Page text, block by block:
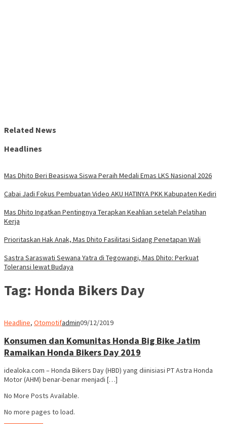
Related News
Headlines
Mas Dhito Beri Beasiswa Siswa Peraih Medali Emas LKS Nasional 2026
Cabai Jadi Fokus Pembuatan Video AKU HATINYA PKK Kabupaten Kediri
Mas Dhito Ingatkan Pentingnya Terapkan Keahlian setelah Pelatihan
Kerja
Prioritaskan Hak Anak, Mas Dhito Fasilitasi Sidang Penetapan Wali
Sastra Saraswati Sewana Yatra di Tegowangi, Mas Dhito: Perkuat
Toleransi lewat Budaya
Tag: Honda Bikers Day
Headline, Otomotifadmin09/12/2019
Konsumen dan Komunitas Honda Big Bike Jatim
Ramaikan Honda Bikers Day 2019
idealoka.com – Honda Bikers Day (HBD) yang diinisiasi PT Astra Honda
Motor (AHM) benar-benar menjadi […]
No More Posts Available.
No more pages to load.